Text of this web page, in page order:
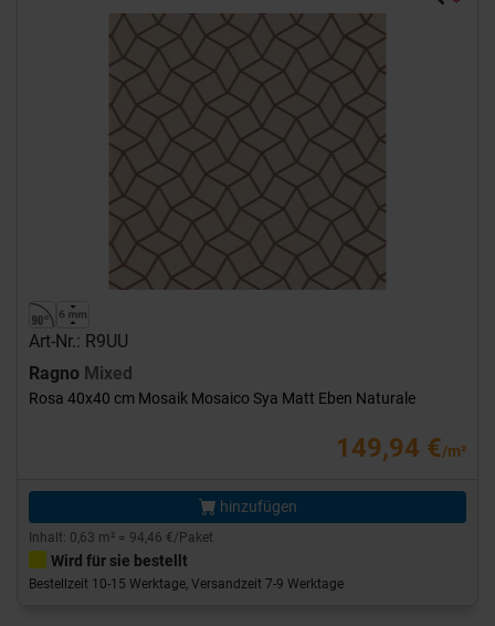
Art-Nr.: R9UU
Ragno Mixed
Rosa 40x40 cm Mosaik Mosaico Sya Matt Eben Naturale
149,94 €/m²
hinzufügen
Inhalt: 0,63 m² = 94,46 €/Paket
Wird für sie bestellt
Bestellzeit 10-15 Werktage, Versandzeit 7-9 Werktage